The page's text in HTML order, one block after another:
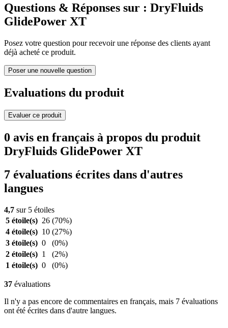
Questions & Réponses sur : DryFluids
GlidePower XT
Posez votre question pour recevoir une réponse des clients ayant
déjà acheté ce produit.
Poser une nouvelle question
Evaluations du produit
Evaluer ce produit
0 avis en français à propos du produit
DryFluids GlidePower XT
7 évaluations écrites dans d'autres
langues
4,7 sur 5 étoiles
5 étoile(s) 26 (70%)
4 étoile(s) 10 (27%)
3 étoile(s) 0
(0%)
2 étoile(s) 1
(2%)
1 étoile(s) 0 (0%)
37 évaluations
Il n'y a pas encore de commentaires en français, mais 7 évaluations
ont été écrites dans d'autre langues.